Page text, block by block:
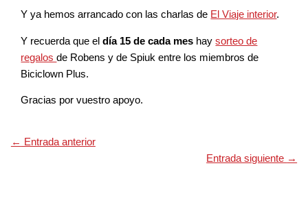
Y ya hemos arrancado con las charlas de El Viaje interior.
Y recuerda que eldía 15 de cada mes haysorteo de
regalosde Robens y de Spiuk entre los miembros de
Biciclown Plus.
Gracias por vuestro apoyo.
← Entrada anterior
Entrada siguiente →